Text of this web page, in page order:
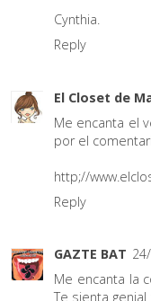
Cynthia.
Reply
El Closet de
Me encanta el
por el
http;//
Reply
GAZTE BAT
Me encanta la
Te sienta genial